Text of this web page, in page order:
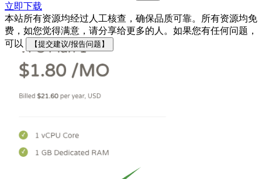
立即下载
本站所有资源均经过人工核查，确保品质可靠。所有资源均免
费，如您觉得满意，请分享给更多的人。如果您有任何问题，
可以
【提交建议/报告问题】